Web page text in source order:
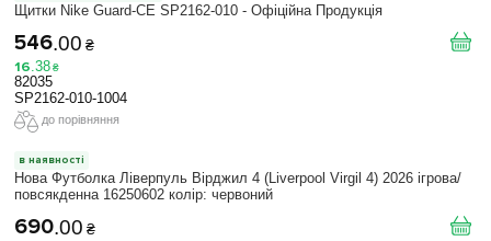
Щитки Nike Guard-CE SP2162-010 - Офіційна Продукція
546.00 ₴
16.38 ₴
82035
SP2162-010-1004
до порівняння
в наявності
Нова Футболка Ліверпуль Вірджил 4 (Liverpool Virgil 4) 2026 ігрова/
повсякденна 16250602 колiр: червоний
690.00 ₴